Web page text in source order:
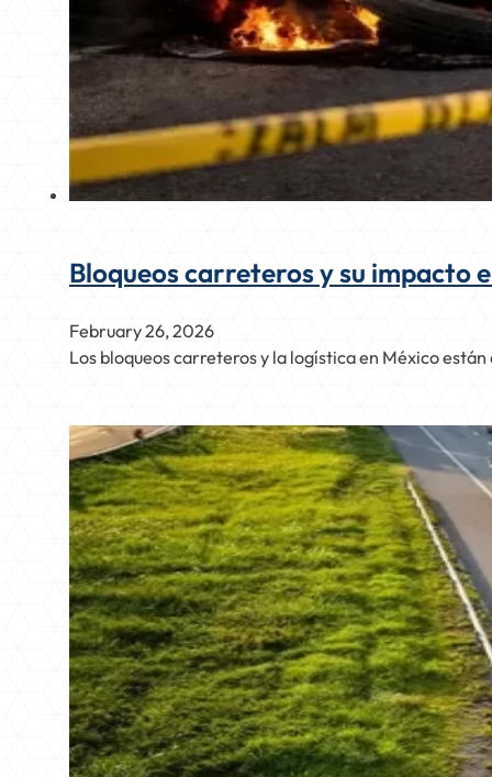
Bloqueos carreteros y su impacto
February 26, 2026
Los bloqueos carreteros y la logística en México